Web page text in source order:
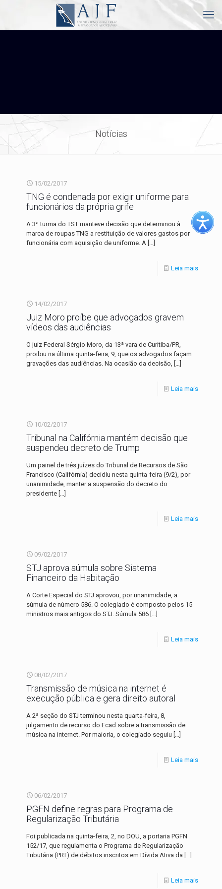
Notícias
15/02/2017
TNG é condenada por exigir uniforme para
funcionários da própria grife
A 3ª turma do TST manteve decisão que determinou à
marca de roupas TNG a restituição de valores gastos por
funcionária com aquisição de uniforme. A […]
Leia mais
14/02/2017
Juiz Moro proíbe que advogados gravem
vídeos das audiências
O juiz Federal Sérgio Moro, da 13ª vara de Curitiba/PR,
proibiu na última quinta-feira, 9, que os advogados façam
gravações das audiências. Na ocasião da decisão, […]
Leia mais
10/02/2017
Tribunal na Califórnia mantém decisão que
suspendeu decreto de Trump
Um painel de três juízes do Tribunal de Recursos de São
Francisco (Califórnia) decidiu nesta quinta-feira (9/2), por
unanimidade, manter a suspensão do decreto do
presidente […]
Leia mais
09/02/2017
STJ aprova súmula sobre Sistema
Financeiro da Habitação
A Corte Especial do STJ aprovou, por unanimidade, a
súmula de número 586. O colegiado é composto pelos 15
ministros mais antigos do STJ. Súmula 586 […]
Leia mais
08/02/2017
Transmissão de música na internet é
execução pública e gera direito autoral
A 2ª seção do STJ terminou nesta quarta-feira, 8,
julgamento de recurso do Ecad sobre a transmissão de
música na internet. Por maioria, o colegiado seguiu […]
Leia mais
06/02/2017
PGFN define regras para Programa de
Regularização Tributária
Foi publicada na quinta-feira, 2, no DOU, a portaria PGFN
152/17, que regulamenta o Programa de Regularização
Tributária (PRT) de débitos inscritos em Dívida Ativa da […]
Leia mais